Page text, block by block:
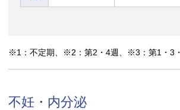
※1：不定期、※2：第2・4週、※3：第1・3
不妊・内分泌